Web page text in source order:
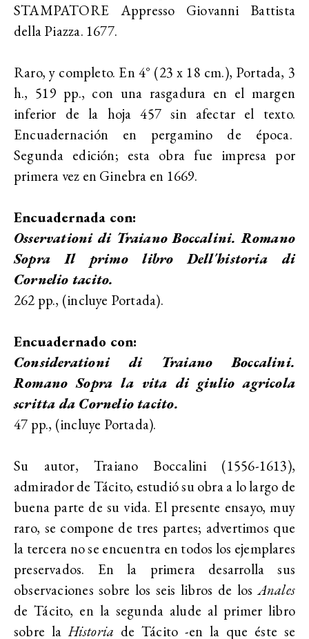
STAMPATORE Appresso Giovanni Battista
della Piazza. 1677.
Raro, y completo. En 4° (23 x 18 cm.), Portada, 3
h., 519 pp., con una rasgadura en el margen
inferior de la hoja 457 sin afectar el texto.
Encuadernación en pergamino de época.
Segunda edición; esta obra fue impresa por
primera vez en Ginebra en 1669.
Encuadernada con:
Osservationi di Traiano Boccalini. Romano
Sopra Il primo libro Dell´historia di
Cornelio tacito.
262 pp., (incluye Portada).
Encuadernado con:
Considerationi di Traiano Boccalini.
Romano Sopra la vita di giulio agricola
scritta da Cornelio tacito.
47 pp., (incluye Portada).
Su autor, Traiano Boccalini (1556-1613),
admirador de Tácito, estudió su obra a lo largo de
buena parte de su vida. El presente ensayo, muy
raro, se compone de tres partes; advertimos que
la tercera no se encuentra en todos los ejemplares
preservados. En la primera desarrolla sus
observaciones sobre los seis libros de losAnales
de Tácito, en la segunda alude al primer libro
sobre laHistoria de Tácito -en la que éste se